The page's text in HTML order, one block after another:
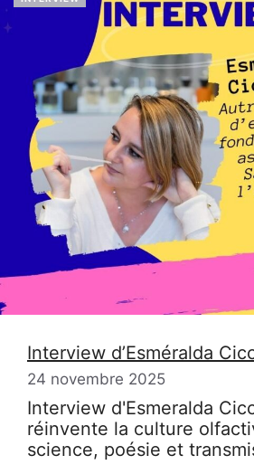
Interview d’Esméralda
24 novembre 2025
Interview d'Esmeralda
réinvente la culture
science, poésie et